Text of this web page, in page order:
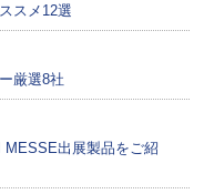
スメ12選
厳選8社
MESSE出展製品をご紹